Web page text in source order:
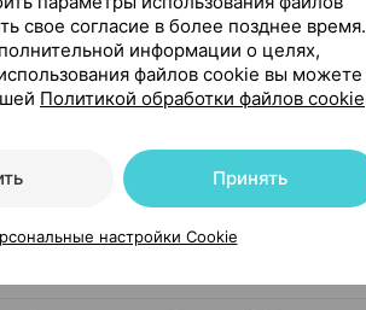
обновл. в 18:30
свое согласие в более позднее время.
информации о целях,
файлов cookie вы можете
Политикой обработки файлов cookie
Принять
настройки Cookie